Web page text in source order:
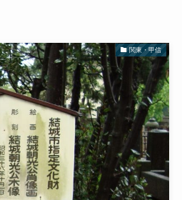
関東・甲信